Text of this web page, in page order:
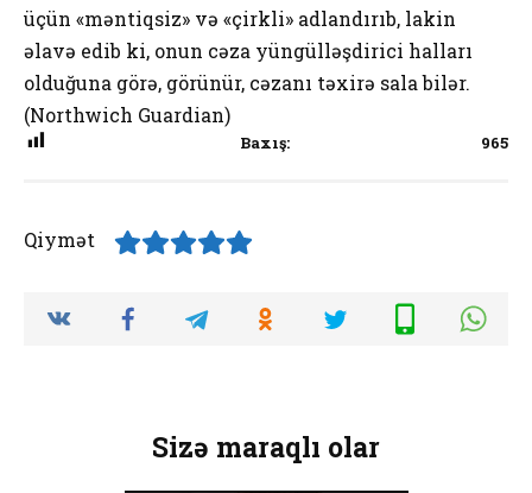
üçün «məntiqsiz» və «çirkli» adlandırıb, lakin
əlavə edib ki, onun cəza yüngülləşdirici halları
olduğuna görə, görünür, cəzanı təxirə sala bilər.
(Northwich Guardian)
Baxış: 965
Qiymət
Sizə maraqlı olar